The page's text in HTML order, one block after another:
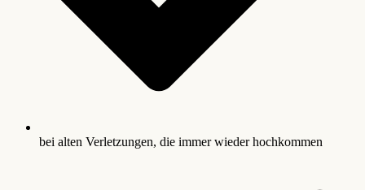
bei alten Verletzungen, die immer wieder hochkommen